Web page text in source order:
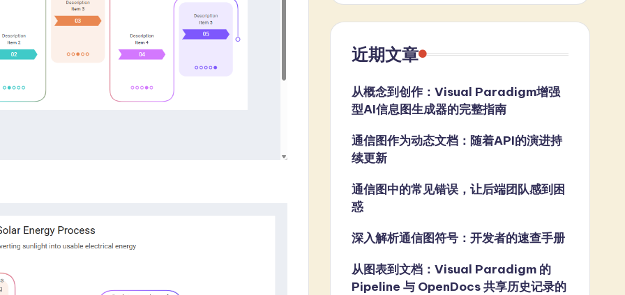
近期文章
从概念到创作：Visual Paradigm增强
型AI信息图生成器的完整指南
通信图作为动态文档：随着API的演进持
续更新
通信图中的常见错误，让后端团队感到困
惑
深入解析通信图符号：开发者的速查手册
从图表到文档：Visual Paradigm 的
Pipeline 与 OpenDocs 共享历史记录的